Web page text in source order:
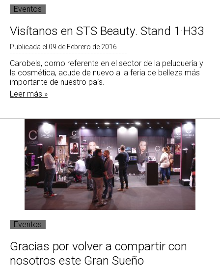
Eventos
Visítanos en STS Beauty. Stand 1·H33
Publicada el 09 de Febrero de 2016
Carobels, como referente en el sector de la peluquería y
la cosmética, acude de nuevo a la feria de belleza más
importante de nuestro país.
Leer más »
Eventos
Gracias por volver a compartir con
nosotros este Gran Sueño